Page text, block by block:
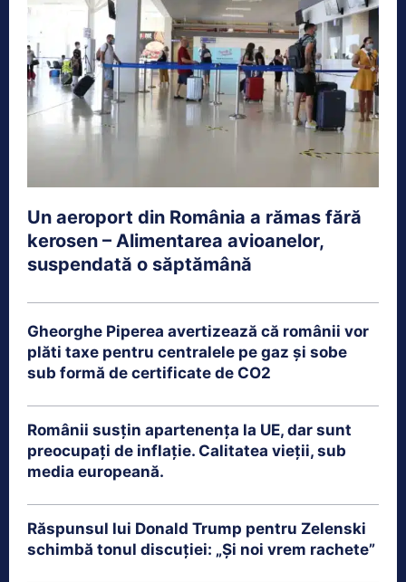
Un aeroport din România a rămas fără
kerosen – Alimentarea avioanelor,
suspendată o săptămână
Gheorghe Piperea avertizează că românii vor
plăti taxe pentru centralele pe gaz și sobe
sub formă de certificate de CO2
Românii susțin apartenența la UE, dar sunt
preocupați de inflație. Calitatea vieții, sub
media europeană.
Răspunsul lui Donald Trump pentru Zelenski
schimbă tonul discuției: „Și noi vrem rachete”